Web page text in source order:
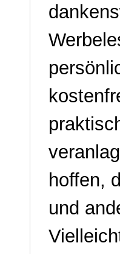
hoffen,
und